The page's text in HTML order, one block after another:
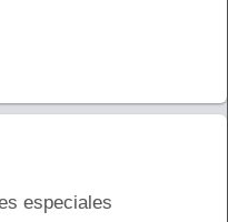
especiales